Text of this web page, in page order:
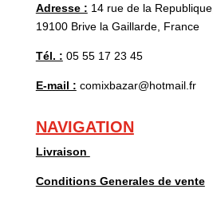
Adresse : 14 rue de la Republique,
19100 Brive la Gaillarde, France
Tél. : 05 55 17 23 45
E-mail : comixbazar@hotmail.fr
NAVIGATION
Livraison
Conditions Generales de vente